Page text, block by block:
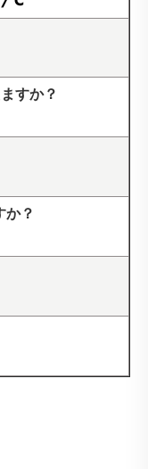
すか？
？